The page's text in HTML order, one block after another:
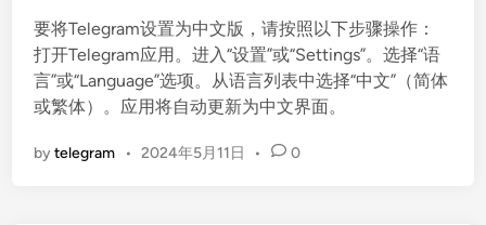
d
i
n
要将Telegram设置为中文版，请按照以下步骤操作：
打开Telegram应用。进入“设置”或“Settings”。选择“语
言”或“Language”选项。从语言列表中选择“中文”（简体
或繁体）。应用将自动更新为中文界面。
bytelegram • 2024年5月11日 • 0